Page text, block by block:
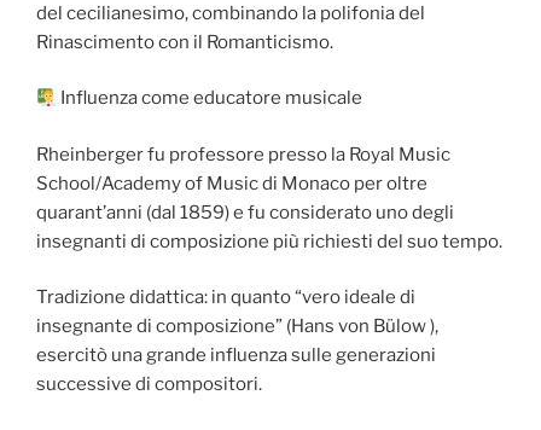
del cecilianesimo, combinando la polifonia del
Rinascimento con il Romanticismo.
Influenza come educatore musicale
Rheinberger fu professore presso la Royal Music
School/Academy of Music di Monaco per oltre
quarant’anni (dal 1859) e fu considerato uno degli
insegnanti di composizione più richiesti del suo tempo.
Tradizione didattica: in quanto “vero ideale di
insegnante di composizione” (Hans von Bülow ),
esercitò una grande influenza sulle generazioni
successive di compositori.